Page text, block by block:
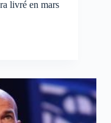
livré en mars